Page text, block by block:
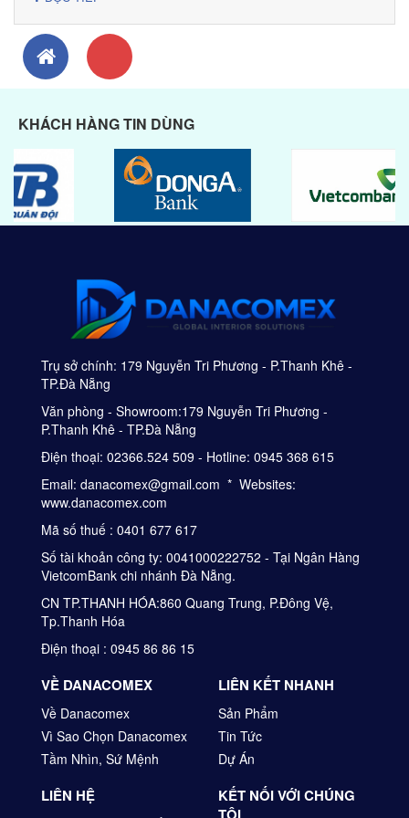
KHÁCH HÀNG TIN DÙNG
Trụ sở chính: 179 Nguyễn Tri Phương - P.Thanh Khê -
TP.Đà Nẵng
Văn phòng - Showroom:179 Nguyễn Tri Phương -
P.Thanh Khê - TP.Đà Nẵng
Điện thoại: 02366.524 509 - Hotline: 0945 368 615
Email: danacomex@gmail.com * Websites:
www.danacomex.com
Mã số thuế : 0401 677 617
Số tài khoản công ty: 0041000222752 - Tại Ngân Hàng
VietcomBank chi nhánh Đà Nẵng.
CN TP.THANH HÓA:860 Quang Trung, P.Đông Vệ,
Tp.Thanh Hóa
Điện thoại : 0945 86 86 15
VỀ DANACOMEX
Về Danacomex
Vì Sao Chọn Danacomex
Tầm Nhìn, Sứ Mệnh
LIÊN HỆ
LIÊN KẾT NHANH
Sản Phẩm
Tin Tức
Dự Án
KẾT NỐI VỚI CHÚNG